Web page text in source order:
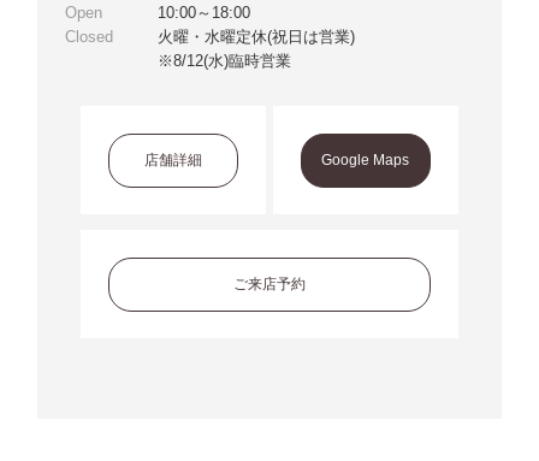
Open
10:00～18:00
Closed
火曜・水曜定休(祝日は営業)
※8/12(水)臨時営業
店舗詳細 Google Maps
ご来店予約